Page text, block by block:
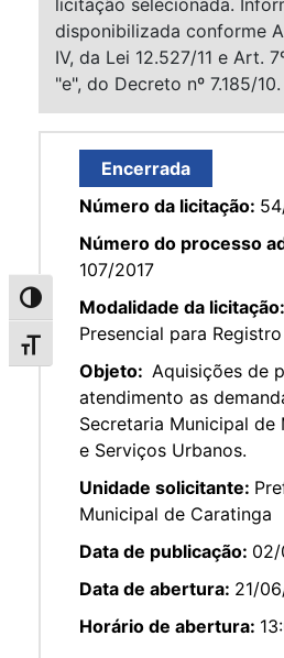
Alternar alto contraste
Alternar tamanho da fonte
disponibilizada conforme
IV, da Lei 12.527/11 e Art.
"e", do Decreto nº 7.185/10.
Encerrada
Número da licitação:
Número do processo
107/2017
Modalidade da licitação:
Presencial para
Objeto: Aquisições de
atendimento as
Secretaria Municipal de
e Serviços Urbanos.
Unidade solicitante:
Municipal de Caratinga
Data de publicação: 02/
Data de abertura: 21/
Horário de abertura: